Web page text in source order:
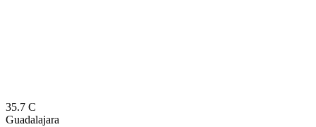
35.7 C
Guadalajara